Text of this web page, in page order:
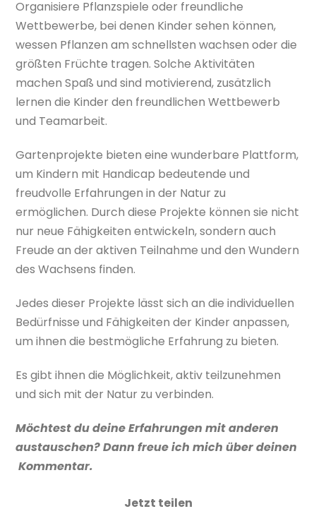
Organisiere Pflanzspiele oder freundliche
Wettbewerbe, bei denen Kinder sehen können,
wessen Pflanzen am schnellsten wachsen oder die
größten Früchte tragen. Solche Aktivitäten
machen Spaß und sind motivierend, zusätzlich
lernen die Kinder den freundlichen Wettbewerb
und Teamarbeit.
Gartenprojekte bieten eine wunderbare Plattform,
um Kindern mit Handicap bedeutende und
freudvolle Erfahrungen in der Natur zu
ermöglichen. Durch diese Projekte können sie nicht
nur neue Fähigkeiten entwickeln, sondern auch
Freude an der aktiven Teilnahme und den Wundern
des Wachsens finden.
Jedes dieser Projekte lässt sich an die individuellen
Bedürfnisse und Fähigkeiten der Kinder anpassen,
um ihnen die bestmögliche Erfahrung zu bieten.
Es gibt ihnen die Möglichkeit, aktiv teilzunehmen
und sich mit der Natur zu verbinden.
Möchtest du deine Erfahrungen mit anderen
austauschen? Dann freue ich mich über deinen
Kommentar.